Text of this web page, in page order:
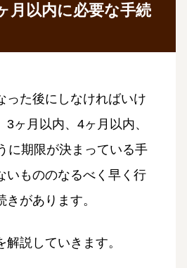
月以内に必要な手続
った後にしなければいけ
ヶ月以内、4ヶ月以内、
に期限が決まっている手
いもののなるべく早く行
があります。
解説していきます。